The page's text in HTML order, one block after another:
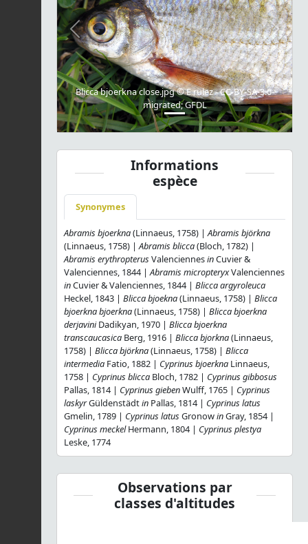
Blicca bjoerkna close.jpg © E rulez - CC-BY-SA-3.0-
migrated; GFDL
Previous Next
Informations
espèce
Synonymes
Abramis bjoerkna(Linnaeus, 1758) |Abramis björkna
(Linnaeus, 1758) |Abramis blicca(Bloch, 1782) |
Abramis erythropterus ValenciennesinCuvier &
Valenciennes, 1844 |Abramis micropteryxValenciennes
inCuvier & Valenciennes, 1844 | Blicca argyroleuca
Heckel, 1843 | Blicca bjoekna(Linnaeus, 1758) | Blicca
bjoerkna bjoerkna(Linnaeus, 1758) | Blicca bjoerkna
derjaviniDadikyan, 1970 | Blicca bjoerkna
transcaucasica Berg, 1916 | Blicca bjorkna(Linnaeus,
1758) | Blicca björkna(Linnaeus, 1758) | Blicca
intermedia Fatio, 1882 | Cyprinus bjoerkna Linnaeus,
1758 | Cyprinus blicca Bloch, 1782 | Cyprinus gibbosus
Pallas, 1814 | Cyprinus giebenWulff, 1765 | Cyprinus
laskyrGüldenstädtin Pallas, 1814 | Cyprinus latus
Gmelin, 1789 | Cyprinus latus GronowinGray, 1854 |
Cyprinus meckelHermann, 1804 | Cyprinus plestya
Leske, 1774
Observations par
classes d'altitudes